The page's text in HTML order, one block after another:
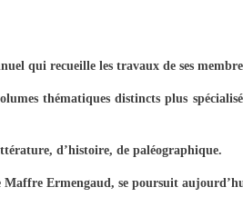
qui recueille les travaux de ses
thématiques distincts plus
d’histoire, de paléographique.
Ermengaud, se poursuit